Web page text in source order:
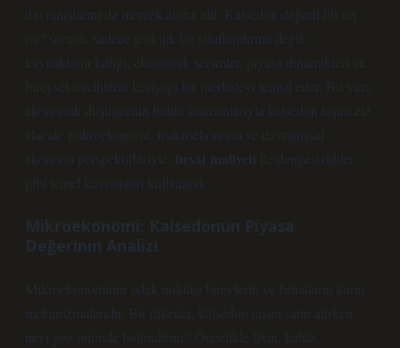
davranışlarını da mercek altına alır. Kalsedon değerli bir taş
mı? sorusu, sadece jeolojik bir sınıflandırma değil;
kaynakların kıtlığı, ekonomik seçimler, piyasa dinamikleri ve
bireysel tercihlerin kesiştiği bir merhaleyi temsil eder. Bu yazı,
ekonomik düşüncenin bütün katmanlarıyla kalsedon taşını ele
alacak: mikroekonomi, makroekonomi ve davranışsal
ekonomi perspektifleriyle, fırsat maliyeti ile dengesizlikler
gibi temel kavramları kullanarak.
Mikroekonomi: Kalsedonun Piyasa
Değerinin Analizi
Mikroekonominin odak noktası bireylerin ve firmaların karar
mekanizmalarıdır. Bir tüketici, kalsedon taşını satın alırken
neyi göz önünde bulundurur? Öncelikle fiyat, kalite,